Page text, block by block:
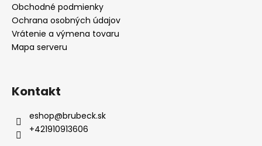
Obchodné podmienky
Ochrana osobných údajov
Vrátenie a výmena tovaru
Mapa serveru
Kontakt
eshop@brubeck.sk
+421910913606